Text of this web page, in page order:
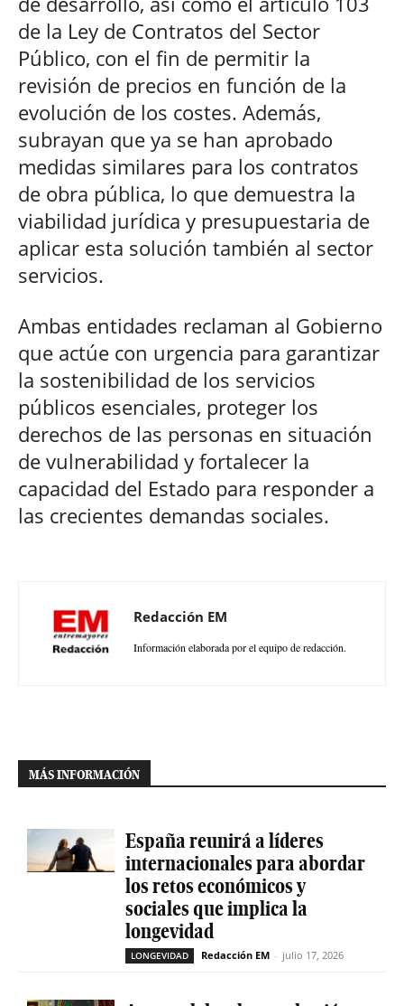
de la Ley de Contratos del Sector
Público, con el fin de permitir la
revisión de precios en función de la
evolución de los costes. Además,
subrayan que ya se han aprobado
medidas similares para los contratos
de obra pública, lo que demuestra la
viabilidad jurídica y presupuestaria de
aplicar esta solución también al sector
servicios.
Ambas entidades reclaman al Gobierno
que actúe con urgencia para garantizar
la sostenibilidad de los servicios
públicos esenciales, proteger los
derechos de las personas en situación
de vulnerabilidad y fortalecer la
capacidad del Estado para responder a
las crecientes demandas sociales.
Redacción EM
Información elaborada por el equipo de redacción.
MÁS INFORMACIÓN
España reunirá a líderes
internacionales para abordar
los retos económicos y
sociales que implica la
longevidad
LONGEVIDAD Redacción EM - julio 17, 2026